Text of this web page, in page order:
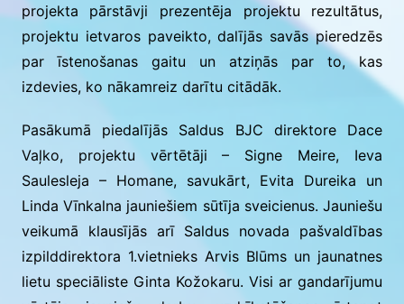
projekta pārstāvji prezentēja projektu rezultātus,
projektu ietvaros paveikto, dalījās savās pieredzēs
par īstenošanas gaitu un atziņās par to, kas
izdevies, ko nākamreiz darītu citādāk.
Pasākumā piedalījās Saldus BJC direktore Dace
Vaļko, projektu vērtētāji – Signe Meire, Ieva
Saulesleja – Homane, savukārt, Evita Dureika un
Linda Vīnkalna jauniešiem sūtīja sveicienus. Jauniešu
veikumā klausījās arī Saldus novada pašvaldības
izpilddirektora 1.vietnieks Arvis Blūms un jaunatnes
lietu speciāliste Ginta Kožokaru. Visi ar gandarījumu